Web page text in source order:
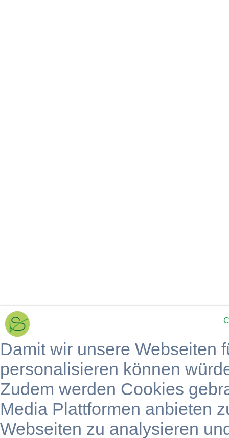
Damit wir unsere Webseiten
personalisieren können
Zudem werden Cookies
Media Plattformen anbieten
Webseiten zu analysieren